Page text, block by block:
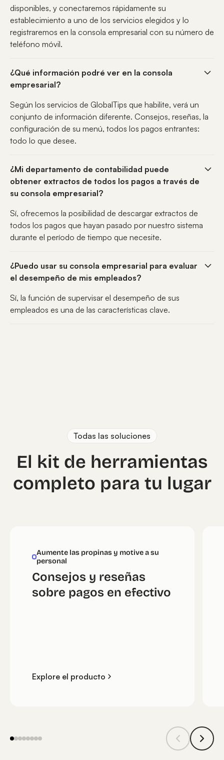
disponibles, y conectaremos rápidamente su
establecimiento a uno de los servicios elegidos y lo
registraremos en la consola empresarial con su número de
teléfono móvil.
¿Qué información podré ver en la consola
empresarial?
Según los servicios de GlobalTips que habilite, verá un
conjunto de información diferente. Consejos, reseñas, la
configuración de su menú, todos los pagos entrantes:
todo lo que desee.
¿Mi departamento de contabilidad puede
obtener extractos de todos los pagos a través de
su consola empresarial?
Sí, ofrecemos la posibilidad de descargar extractos de
todos los pagos que hayan pasado por nuestro sistema
durante el período de tiempo que necesite.
¿Puedo usar su consola empresarial para evaluar
el desempeño de mis empleados?
Sí, la función de supervisar el desempeño de sus
empleados es una de las características clave.
Todas las soluciones
El kit de herramientas
completo para tu lugar
Aumente las propinas y motive a su
personal
Consejos y reseñas
sobre pagos en efectivo
Explore el producto